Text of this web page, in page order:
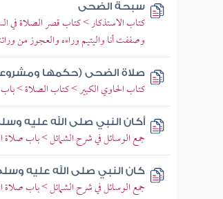
سبحة الضحى
كتاب الاستذكار > كتاب قصر الصلاة
وصففت أنا واليتيم وراءه والعجوز من
صلاة الضحى (حكمها
كتاب الحاوي الكبير > كتاب الصلاة >
أكان النبي صلى الله عليه
جمع الوسائل في شرح الشمائل > باب
كان النبي صلى الله عليه
جمع الوسائل في شرح الشمائل > باب